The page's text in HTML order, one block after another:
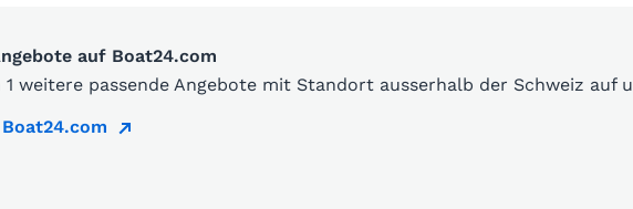
auf Boat24.com
1 weitere passende Angebote mit Standort ausserhalb der Schweiz